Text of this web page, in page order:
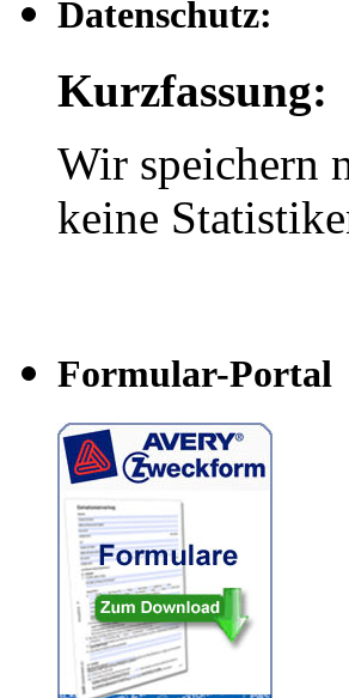
Datenschutz:
Kurzfassung:
Wir speichern
keine
Formular-Portal